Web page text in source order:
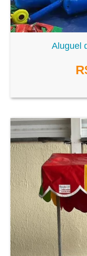
Aluguel